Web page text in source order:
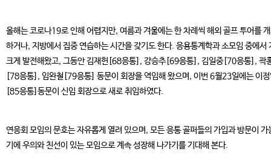
올해는 코로나19로 인해 어렵지만, 여름과 겨울에는 한 차례씩 해외 골프 투어를
하거나, 지방에서 집중 연습하는 시간을 갖기도 한다. 응용통계학과 소모임 중에서
크게 발전해왔고, 그동안 김재헌[68응통], 강승추[69응통], 김일중[70응통], 곽
[78응통], 임완철[79응통] 동문이 회장을 역임해 왔으며, 이번 6월23일에는 이
[85응통]동문이 신임 회장으로 새로 취임하였다.
연응회 모임의 문호는 자유롭게 열려 있으며, 모든 응통 골퍼들의 가입과 방문이 가
기에 우의와 친선이 있는 모임으로 계속 성장해 나가기를 기대해 본다.